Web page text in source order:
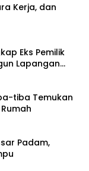
Kerja, dan
Eks Pemilik
Lapangan
tiba Temukan
Padam,